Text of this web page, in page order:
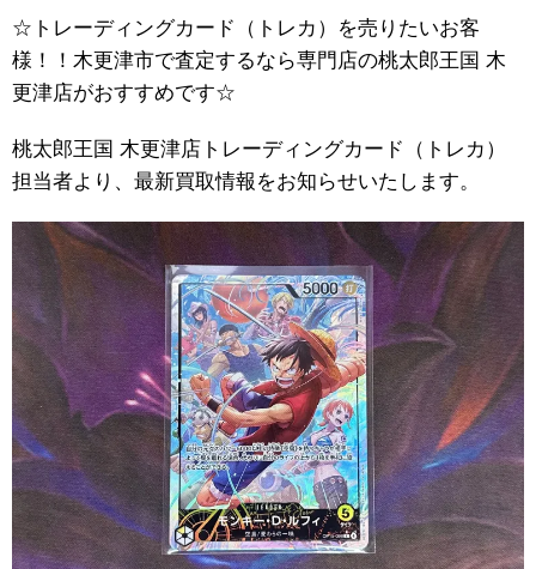
☆トレーディングカード（トレカ）を売りたいお客
様！！木更津市で査定するなら専門店の桃太郎王国 木
更津店がおすすめです☆
桃太郎王国 木更津店トレーディングカード（トレカ）
担当者より、最新買取情報をお知らせいたします。